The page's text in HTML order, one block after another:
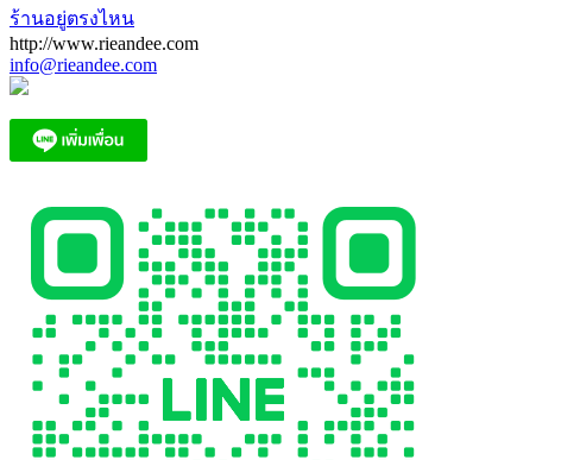
ร้านอยู่ตรงไหน
http://www.rieandee.com
info@rieandee.com